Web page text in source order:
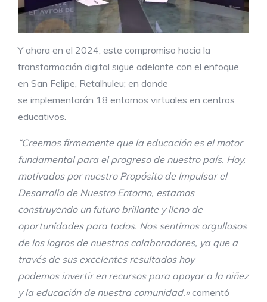
Y ahora en el 2024, este compromiso hacia la
transformación digital sigue adelante con el enfoque
en San Felipe, Retalhuleu; en donde
se implementarán 18 entornos virtuales en centros
educativos.
“Creemos firmemente que la educación es el motor
fundamental para el progreso de nuestro país. Hoy,
motivados por nuestro Propósito de Impulsar el
Desarrollo de Nuestro Entorno, estamos
construyendo un futuro brillante y lleno de
oportunidadespara todos. Nos sentimos orgullosos
de los logros de nuestros colaboradores, ya que a
través de sus excelentes resultados hoy
podemos invertir en recursos para apoyar a la niñez
y la educación de nuestra comunidad.»comentó